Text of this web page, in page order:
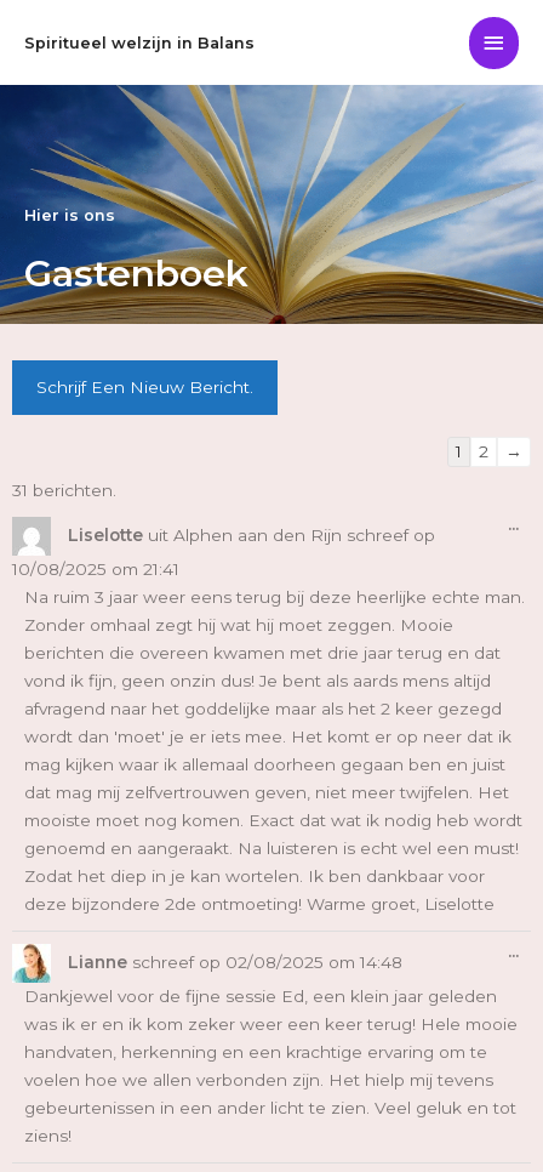
naarSpiritueel welzijn in Balans
Hier is ons
Gastenboek
1 2
→
31 berichten.
Liselotte uit Alphen aan den Rijn schreef op
10/08/2025 om 21:41
Na ruim 3 jaar weer eens terug bij deze heerlijke echte man.
Zonder omhaal zegt hij wat hij moet zeggen. Mooie
berichten die overeen kwamen met drie jaar terug en dat
vond ik fijn, geen onzin dus! Je bent als aards mens altijd
afvragend naar het goddelijke maar als het 2 keer gezegd
wordt dan 'moet' je er iets mee. Het komt er op neer dat ik
mag kijken waar ik allemaal doorheen gegaan ben en juist
dat mag mij zelfvertrouwen geven, niet meer twijfelen. Het
mooiste moet nog komen. Exact dat wat ik nodig heb wordt
genoemd en aangeraakt. Na luisteren is echt wel een must!
Zodat het diep in je kan wortelen. Ik ben dankbaar voor
deze bijzondere 2de ontmoeting! Warme groet, Liselotte
...
Lianne schreef op 02/08/2025 om 14:48
Dankjewel voor de fijne sessie Ed, een klein jaar geleden
was ik er en ik kom zeker weer een keer terug! Hele mooie
handvaten, herkenning en een krachtige ervaring om te
voelen hoe we allen verbonden zijn. Het hielp mij tevens
gebeurtenissen in een ander licht te zien. Veel geluk en tot
ziens!
...